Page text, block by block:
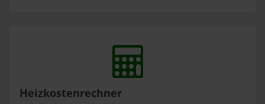
Heizkostenrechner